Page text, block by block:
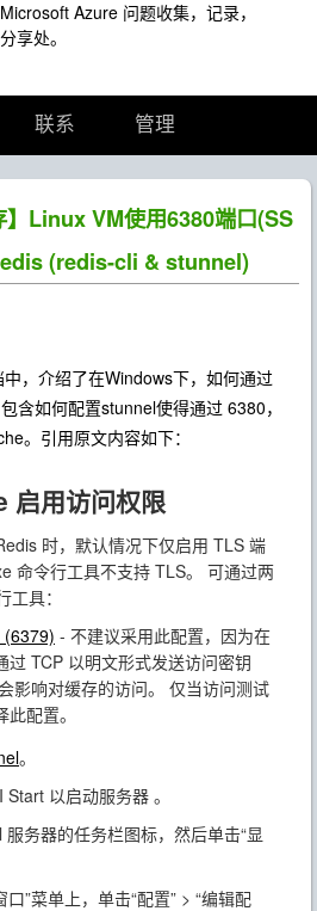
Microsoft Azure 问题收集，记录，
分享处。
联系 管理
】Linux VM使用6380端口(SS
(redis-cli & stunnel)
，介绍了在Windows下，如何通过
含如何配置stunnel使得通过 6380，
。引用原文内容如下：
用访问权限
时，默认情况下仅启用 TLS 端
命令行工具不支持 TLS。 可通过两
具：
(6379) - 不建议采用此配置，因为在
过 TCP 以明文形式发送访问密钥
影响对缓存的访问。 仅当访问测试
配置。
。
以启动服务器 。
务器的任务栏图标，然后单击“显
”菜单上，单击“配置” > “编辑配